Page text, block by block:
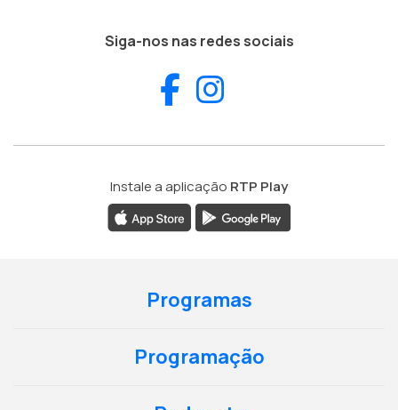
Siga-nos nas redes sociais
Facebook
Instale a aplicação RTP Play
Programas
Programação